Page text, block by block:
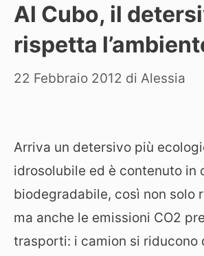
Al Cubo, il
rispetta
22 Febbraio 2012 di Alessia
Arriva un detersivo più
idrosolubile ed è contenuto in
biodegradabile, così non solo
ma anche le emissioni CO2
trasporti: i camion si riducono